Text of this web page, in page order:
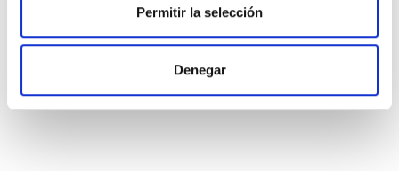
Permitir la selección
Denegar